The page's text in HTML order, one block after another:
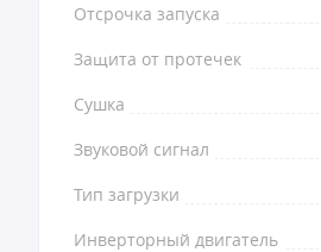
Отсрочка запуска
Защита от протечек
Сушка
Звуковой сигнал
Тип загрузки
Инверторный двигатель